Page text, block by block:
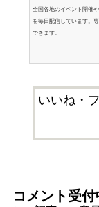
全国各地のイベント開催
を毎日配信しています。
できます。
いいね・
コメント受付